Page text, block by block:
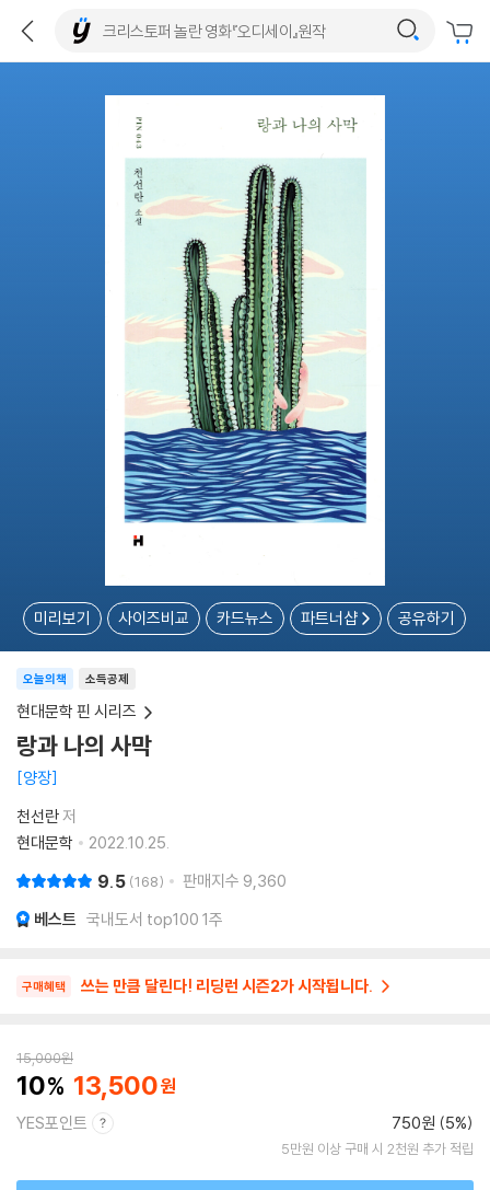
미리보기 사이즈비교 카드뉴스 파트너샵 공유하기
소득공제
오늘의책
현대문학 핀 시리즈
랑과 나의 사막
양장
천선란저
현대문학
2022.10.25.
9.5 168 판매지수 9,360
베스트 국내도서 top100 1주
구매혜택 쓰는 만큼 달린다! 리딩런 시즌2가 시작됩니다.
15,000원
10 13,500
YES포인트 750원 (5%)
5만원 이상 구매 시 2천원 추가 적립